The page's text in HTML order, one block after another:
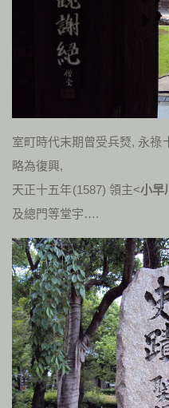
室町時代末期曾受兵燹, 永祿
略為復興,
天正十五年(1587) 領主<小早
及總門等堂宇….